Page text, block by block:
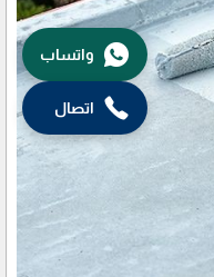
واتساب
اتصال